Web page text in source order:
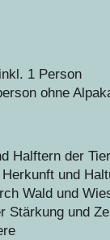
1 Person
ohne
Halftern der
und
Wald und
Stärkung und